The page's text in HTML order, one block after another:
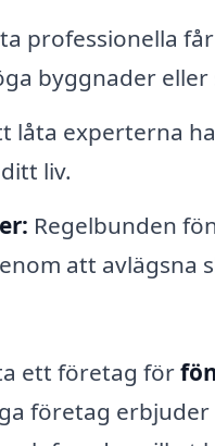
professionella
byggnader
låta experterna
liv.
Regelbunden
att avlägsna
ett företag för
företag